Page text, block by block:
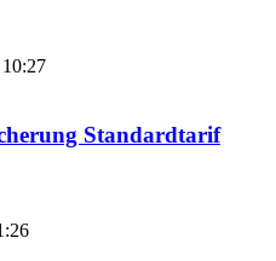
Standardtarif